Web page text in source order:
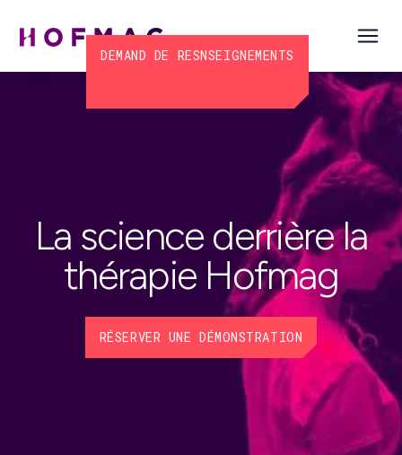
DEMAND DE RESNSEIGNEMENTS
La science derrière la
thérapie Hofmag
RÉSERVER UNE DÉMONSTRATION